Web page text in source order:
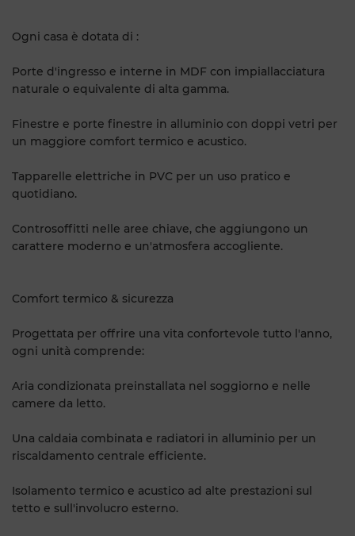
Ogni casa è dotata di :
Porte d'ingresso e interne in MDF con impiallacciatura
naturale o equivalente di alta gamma.
Finestre e porte finestre in alluminio con doppi vetri per
un maggiore comfort termico e acustico.
Tapparelle elettriche in PVC per un uso pratico e
quotidiano.
Controsoffitti nelle aree chiave, che aggiungono un
carattere moderno e un'atmosfera accogliente.
Comfort termico & sicurezza
Progettata per offrire una vita confortevole tutto l'anno,
ogni unità comprende:
Aria condizionata preinstallata nel soggiorno e nelle
camere da letto.
Una caldaia combinata e radiatori in alluminio per un
riscaldamento centrale efficiente.
Isolamento termico e acustico ad alte prestazioni sul
tetto e sull'involucro esterno.